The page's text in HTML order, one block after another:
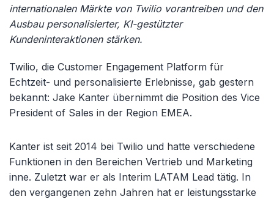
internationalen Märkte von Twilio vorantreiben und den
Ausbau personalisierter, KI-gestützter
Kundeninteraktionen stärken.
Twilio, die Customer Engagement Platform für
Echtzeit- und personalisierte Erlebnisse, gab gestern
bekannt: Jake Kanter übernimmt die Position des Vice
President of Sales in der Region EMEA.
Kanter ist seit 2014 bei Twilio und hatte verschiedene
Funktionen in den Bereichen Vertrieb und Marketing
inne. Zuletzt war er als Interim LATAM Lead tätig. In
den vergangenen zehn Jahren hat er leistungsstarke